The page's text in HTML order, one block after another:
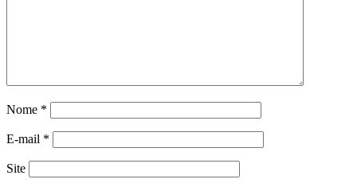
Nome *
E-mail *
Site